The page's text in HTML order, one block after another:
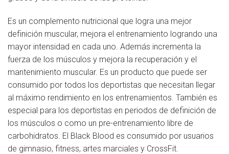
Es un complemento nutricional que logra una mejor
definición muscular, mejora el entrenamiento logrando una
mayor intensidad en cada uno. Además incrementa la
fuerza de los músculos y mejora la recuperación y el
mantenimiento muscular. Es un producto que puede ser
consumido por todos los deportistas que necesitan llegar
al máximo rendimiento en los entrenamientos. También es
especial para los deportistas en periodos de definición de
los músculos o como un pre-entrenamiento libre de
carbohidratos. El Black Blood es consumido por usuarios
de gimnasio, fitness, artes marciales y CrossFit.